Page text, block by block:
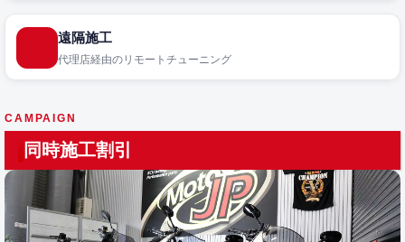
遠隔施工
代理店経由のリモートチューニング
CAMPAIGN
同時施工割引